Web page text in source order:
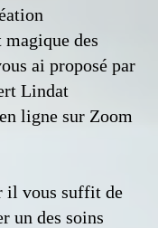
des
ai proposé par
Lindat
ligne sur Zoom
il vous suffit de
un des soins